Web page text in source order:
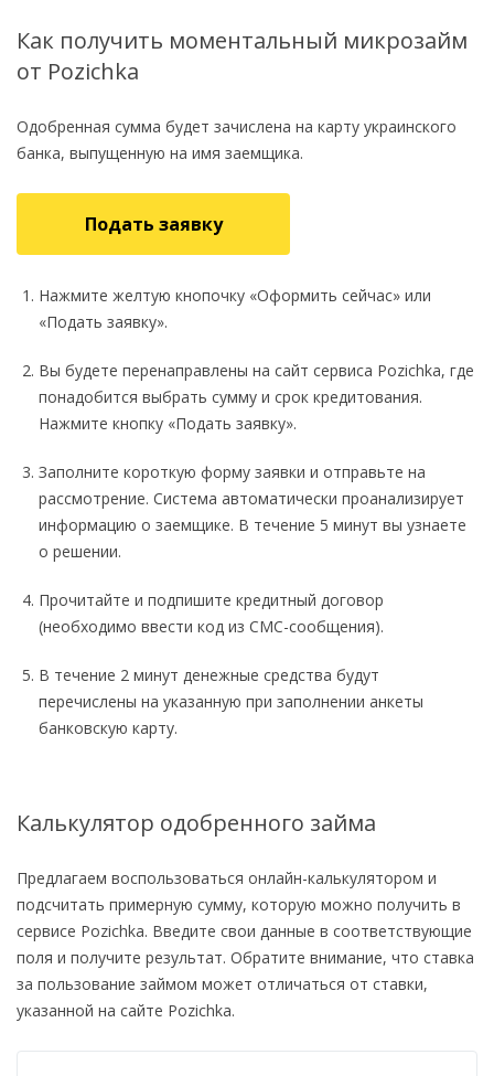
Как получить моментальный микрозайм
от Pozichka
Одобренная сумма будет зачислена на карту украинского
банка, выпущенную на имя заемщика.
Подать заявку
Нажмите желтую кнопочку «Оформить сейчас» или
«Подать заявку».
Вы будете перенаправлены на сайт сервиса Pozichka, где
понадобится выбрать сумму и срок кредитования.
Нажмите кнопку «Подать заявку».
Заполните короткую форму заявки и отправьте на
рассмотрение. Система автоматически проанализирует
информацию о заемщике. В течение 5 минут вы узнаете
о решении.
Прочитайте и подпишите кредитный договор
(необходимо ввести код из СМС-сообщения).
В течение 2 минут денежные средства будут
перечислены на указанную при заполнении анкеты
банковскую карту.
Калькулятор одобренного займа
Предлагаем воспользоваться онлайн-калькулятором и
подсчитать примерную сумму, которую можно получить в
сервисе Pozichka. Введите свои данные в соответствующие
поля и получите результат. Обратите внимание, что ставка
за пользование займом может отличаться от ставки,
указанной на сайте Pozichka.